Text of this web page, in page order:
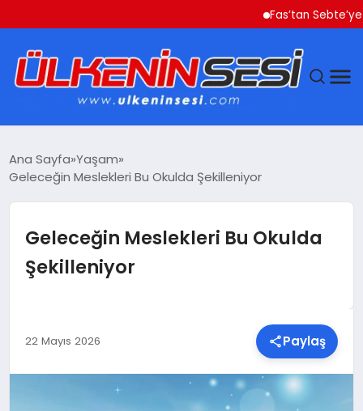
Fas’tan Sebte’ye
EKONOMI
GÜNDEM
MAGAZIN
Ana Sayfa Yaşam
Geleceğin Meslekleri Bu Okulda Şekilleniyor
Geleceğin Meslekleri Bu Okulda
Şekilleniyor
22 Mayıs 2026 Paylaş